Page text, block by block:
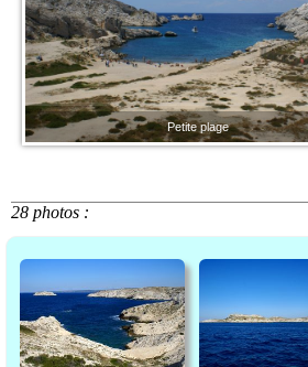
Petite plage
28 photos :